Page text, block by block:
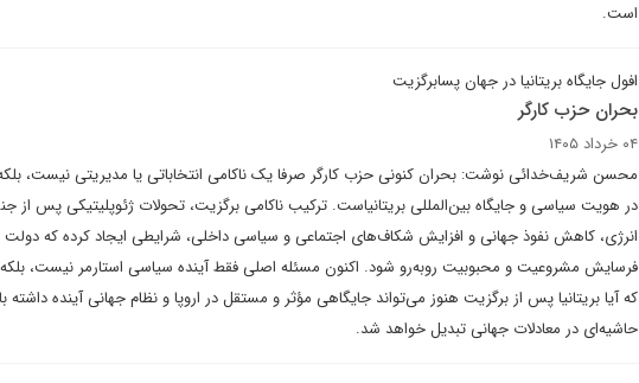
است.
افول جایگاه بریتانیا در جهان پسابرگزیت
بحران حزب کارگر
۰۴ خرداد ۱۴۰۵
محسن شریف‌خدائی نوشت: بحران کنونی حزب کارگر صرفا یک ناکامی انتخاباتی یا مدیریتی نیست،
در هویت سیاسی و جایگاه بین‌المللی بریتانیاست. ترکیب ناکامی برگزیت، تحولات ژئوپلیتیکی پس از
انرژی، کاهش نفوذ جهانی و افزایش شکاف‌های اجتماعی و سیاسی داخلی، شرایطی ایجاد کرده که دولت
فرسایش مشروعیت و محبوبیت روبه‌رو شود. اکنون مسئله اصلی فقط آینده سیاسی استارمر نیست،
که آیا بریتانیا پس از برگزیت هنوز می‌تواند جایگاهی مؤثر و مستقل در اروپا و نظام جهانی آینده داشته
حاشیه‌ای‌ در معادلات جهانی تبدیل خواهد شد.